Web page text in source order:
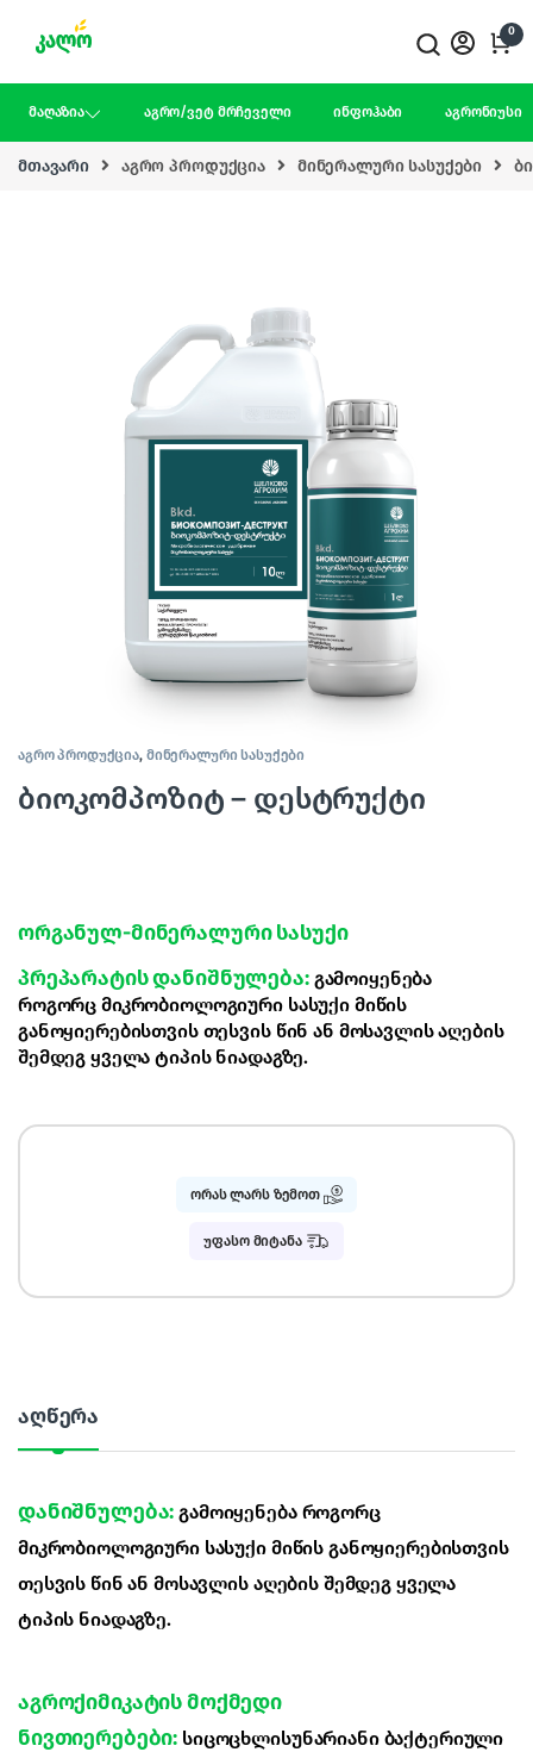
0
მაღაზია აგრო/ვეტ მრჩეველი ინფოჰაბი აგრონიუსი
მთავარი აგრო პროდუქცია მინერალური სასუქები
აგრო პროდუქცია, მინერალური სასუქები
ბიოკომპოზიტ – დესტრუქტი
ორგანულ-მინერალური სასუქი
პრეპარატის დანიშნულება: გამოიყენება
როგორც მიკრობიოლოგიური სასუქი მიწის
განოყიერებისთვის თესვის წინ ან მოსავლის აღების
შემდეგ ყველა ტიპის ნიადაგზე.
ორას ლარს ზემოთ
უფასო მიტანა
აღწერა
დანიშნულება:გამოიყენება როგორც
მიკრობიოლოგიური სასუქი მიწის განოყიერებისთვის
თესვის წინ ან მოსავლის აღების შემდეგ ყველა
ტიპის ნიადაგზე.
აგროქიმიკატის მოქმედი
ნივთიერებები: სიცოცხლისუნარიანი ბაქტერიული